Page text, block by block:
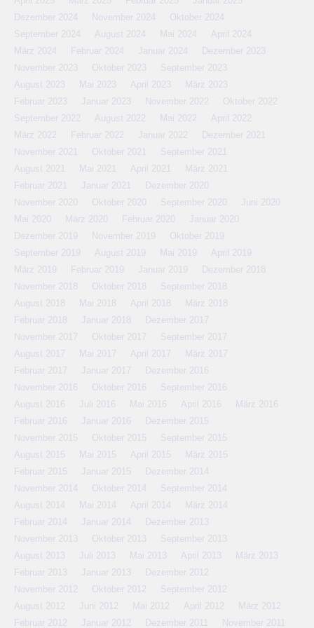
Dezember 2024
November 2024
Oktober 2024
September 2024
August 2024 Mai 2024
April 2024
März 2024
Februar 2024 Januar 2024
Dezember 2023
November 2023
Oktober 2023
September 2023
August 2023
Mai 2023 April 2023
März 2023
Februar 2023
Januar 2023 November 2022
Oktober 2022
September 2022
August 2022 Mai 2022
April 2022
März 2022
Februar 2022 Januar 2022
Dezember 2021
November 2021
Oktober 2021
September 2021
August 2021
Mai 2021 April 2021
März 2021
Februar 2021
Januar 2021
Dezember 2020
November 2020
Oktober 2020 September 2020
Juni 2020
Mai 2020
März 2020 Februar 2020
Januar 2020
Dezember 2019
November 2019
Oktober 2019
September 2019
August 2019 Mai 2019
April 2019
März 2019
Februar 2019 Januar 2019
Dezember 2018
November 2018
Oktober 2018
September 2018
August 2018
Mai 2018 April 2018
März 2018
Februar 2018
Januar 2018
Dezember 2017
November 2017
Oktober 2017
September 2017
August 2017
Mai 2017 April 2017
März 2017
Februar 2017
Januar 2017
Dezember 2016
November 2016
Oktober 2016
September 2016
August 2016
Juli 2016 Mai 2016 April 2016
März 2016
Februar 2016
Januar 2016
Dezember 2015
November 2015
Oktober 2015
September 2015
August 2015
Mai 2015 April 2015
März 2015
Februar 2015
Januar 2015
Dezember 2014
November 2014
Oktober 2014
September 2014
August 2014
Mai 2014 April 2014
März 2014
Februar 2014
Januar 2014
Dezember 2013
November 2013
Oktober 2013
September 2013
August 2013
Juli 2013 Mai 2013 April 2013
März 2013
Februar 2013
Januar 2013
Dezember 2012
November 2012
Oktober 2012
September 2012
August 2012
Juni 2012 Mai 2012 April 2012
März 2012
Februar 2012
Januar 2012 Dezember 2011 November 2011